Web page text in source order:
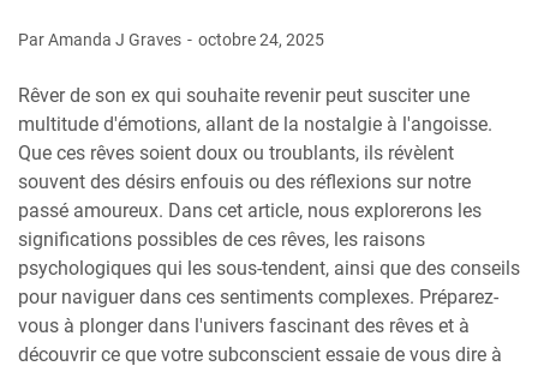
Par Amanda J Graves octobre 24, 2025
Rêver de son ex qui souhaite revenir peut susciter une
multitude d'émotions, allant de la nostalgie à l'angoisse.
Que ces rêves soient doux ou troublants, ils révèlent
souvent des désirs enfouis ou des réflexions sur notre
passé amoureux. Dans cet article, nous explorerons les
significations possibles de ces rêves, les raisons
psychologiques qui les sous-tendent, ainsi que des conseils
pour naviguer dans ces sentiments complexes. Préparez-
vous à plonger dans l'univers fascinant des rêves et à
découvrir ce que votre subconscient essaie de vous dire à